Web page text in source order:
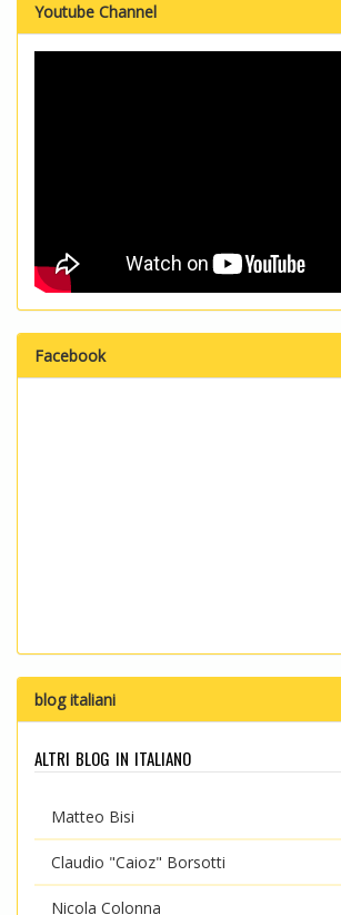
Youtube Channel
Facebook
blog italiani
altri blog in italiano
Matteo Bisi
Claudio "Caioz" Borsotti
Nicola Colonna